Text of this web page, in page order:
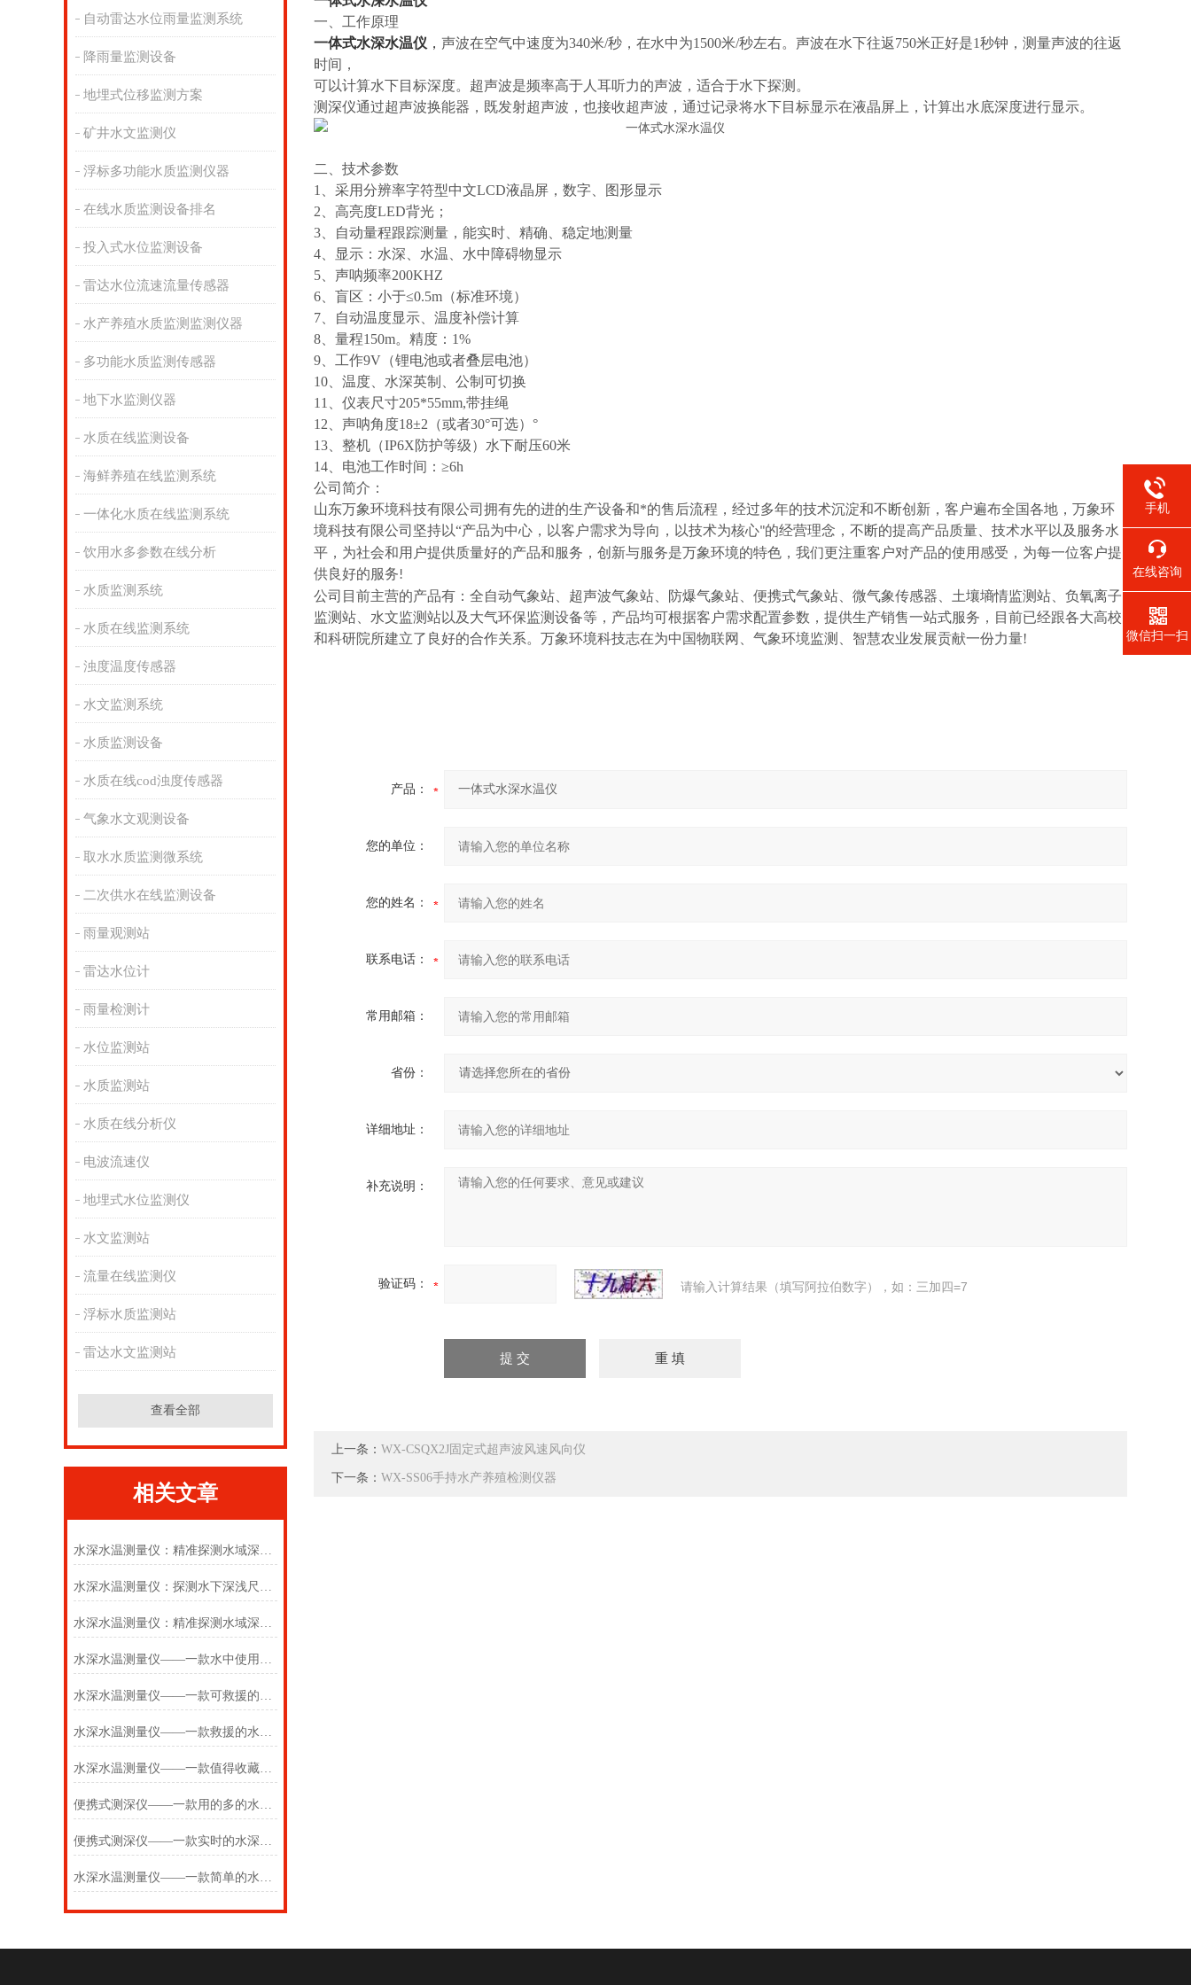
自动雷达水位雨量监测系统
降雨量监测设备
地埋式位移监测方案
矿井水文监测仪
浮标多功能水质监测仪器
在线水质监测设备排名
投入式水位监测设备
雷达水位流速流量传感器
水产养殖水质监测监测仪器
多功能水质监测传感器
地下水监测仪器
水质在线监测设备
海鲜养殖在线监测系统
一体化水质在线监测系统
饮用水多参数在线分析
水质监测系统
水质在线监测系统
浊度温度传感器
水文监测系统
水质监测设备
水质在线cod浊度传感器
气象水文观测设备
取水水质监测微系统
二次供水在线监测设备
雨量观测站
雷达水位计
雨量检测计
水位监测站
水质监测站
水质在线分析仪
电波流速仪
地埋式水位监测仪
水文监测站
流量在线监测仪
浮标水质监测站
雷达水文监测站
查看全部
相关文章
水深水温测量仪：精准探测水域深度，实时监测水体温度
水深水温测量仪：探测水下深浅尺度，监测水域冷暖变化
水深水温测量仪：精准探测水域深浅，实时测算水体温度
水深水温测量仪——一款水中使用的水深水温探测仪2025(万象推送)
水深水温测量仪——一款可救援的水深水温探测仪2025(万象推送)
水深水温测量仪——一款救援的水温探测仪2025(万象推送)
水深水温测量仪——一款值得收藏的水深水温探测仪2025(万象推送)
便携式测深仪——一款用的多的水深水温测量仪2025(万象推送)
便携式测深仪——一款实时的水深水温测量仪2025(万象推送)
水深水温测量仪——一款简单的水深水温探测仪2025(万象推送)
一、工作原理
一体式水深水温仪 ， 声波在空气中速度为340米/秒，在水中为1500米/秒左右。声波在水下往返750米正好是1秒钟，测量声波的往返
时间，
可以计算水下目标深度。超声波是频率高于人耳听力的声波，适合于水下探测。
测深仪通过超声波换能器，既发射超声波，也接收超声波，通过记录将水下目标显示在液晶屏上，计算出水底深度进行显示。
二、技术参数
1、采用分辨率字符型中文LCD液晶屏，数字、图形显示
2、高亮度LED背光；
3、自动量程跟踪测量，能实时、精确、稳定地测量
4、显示：水深、水温、水中障碍物显示
5、声呐频率200KHZ
6、盲区：小于≤0.5m（标准环境）
7、自动温度显示、温度补偿计算
8、量程150m。精度：1%
9、工作9V（锂电池或者叠层电池）
10、温度、水深英制、公制可切换
11、仪表尺寸205*55mm,带挂绳
12、声呐角度18±2（或者30°可选）°
13、整机（IP6X防护等级）水下耐压60米
14、电池工作时间：≥6h
公司简介：
山东万象环境科技有限公司拥有先的进的生产设备和*的售后流程，经过多年的技术沉淀和不断创新，客户遍布全国各地，万象环
境科技有限公司坚持以“产品为中心，以客户需求为导向，以技术为核心"的经营理念，不断的提高产品质量、技术水平以及服务水
平，为社会和用户提供质量好的产品和服务，创新与服务是万象环境的特色，我们更注重客户对产品的使用感受，为每一位客户提
供良好的服务!
公司目前主营的产品有：全自动气象站、超声波气象站、防爆气象站、便携式气象站、微气象传感器、土壤墒情监测站、负氧离子
监测站、水文监测站以及大气环保监测设备等，产品均可根据客户需求配置参数，提供生产销售一站式服务，目前已经跟各大高校
和科研院所建立了良好的合作关系。万象环境科技志在为中国物联网、气象环境监测、智慧农业发展贡献一份力量!
产品：
您的单位：
您的姓名：
联系电话：
常用邮箱：
省份：
详细地址：
补充说明：
验证码： 请输入计算结果（填写阿拉伯数字），如：三加四=7
上一条： WX-CSQX2J固定式超声波风速风向仪
下一条： WX-SS06手持水产养殖检测仪器
手机
在线咨询
微信扫一扫